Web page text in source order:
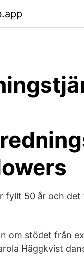
fyllt 50 år och det
om stödet från
Häggkvist